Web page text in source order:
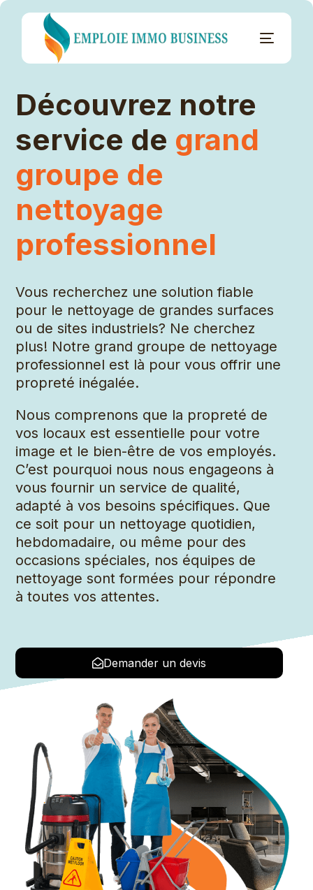
Découvrez notre
service de grand
groupe de
nettoyage
professionnel
Vous recherchez une solution fiable
pour le nettoyage de grandes surfaces
ou de sites industriels? Ne cherchez
plus! Notre grand groupe de nettoyage
professionnel est là pour vous offrir une
propreté inégalée.
Nous comprenons que la propreté de
vos locaux est essentielle pour votre
image et le bien-être de vos employés.
C’est pourquoi nous nous engageons à
vous fournir un service de qualité,
adapté à vos besoins spécifiques. Que
ce soit pour un nettoyage quotidien,
hebdomadaire, ou même pour des
occasions spéciales, nos équipes de
nettoyage sont formées pour répondre
à toutes vos attentes.
Demander un devis